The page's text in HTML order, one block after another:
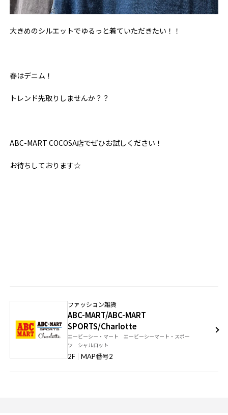
大きめのシルエットでゆるっと着ていただきたい！！
春はデニム！
トレンド先取りしませんか？？
ABC-MART COCOSA店でぜひお試しください！
お待ちしております☆
ファッション雑貨
ABC-MART/ABC-MART
SPORTS/Charlotte
エービーシー・マート エービーシーマート・スポー
ツ シャルロット
2F MAP番号2